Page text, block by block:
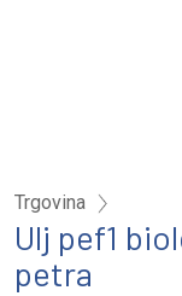
Trgovina
Ulj pef1
petra